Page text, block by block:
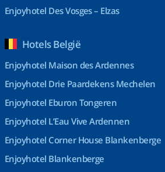
Enjoyhotel Des Vosges – Elzas
Hotels België
Enjoyhotel Maison des Ardennes
Enjoyhotel Drie Paardekens Mechelen
Enjoyhotel Eburon Tongeren
Enjoyhotel L’Eau Vive Ardennen
Enjoyhotel Corner House Blankenberge
Enjoyhotel Blankenberge